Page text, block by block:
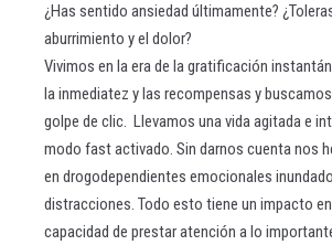
¿Has sentido ansiedad últimamente?
aburrimiento y el dolor?
Vivimos en la era de la gratificación
la inmediatez y las recompensas y
golpe de clic. Llevamos una vida agitada e
modo fast activado. Sin darnos cuenta nos
en drogodependientes emocionales
distracciones. Todo esto tiene un impacto
capacidad de prestar atención a lo